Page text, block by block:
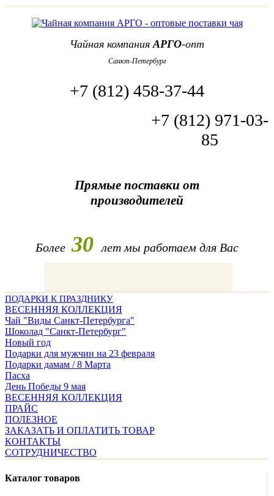
Чайная компанияАРГО-опт
Санкт-Петербург
+7 (812) 458-37-44
+7 (812) 971-03-
85
Прямые поставки от
производителей
Более30 летмы работаем для Вас
ПОДАРКИ К ПРАЗДНИКУ
ВЕСЕННЯЯ КОЛЛЕКЦИЯ
Чай "Виды Санкт-Петербурга"
Шоколад "Санкт-Петербург"
Новый год
Подарки для мужчин на 23 февраля
Подарки дамам / 8 Марта
Пасха
День Победы 9 мая
ВЕСЕННЯЯ КОЛЛЕКЦИЯ
ПРАЙС
ПОЛЕЗНОЕ
ЗАКАЗАТЬ И ОПЛАТИТЬ ТОВАР
КОНТАКТЫ
СОТРУДНИЧЕСТВО
Каталог товаров